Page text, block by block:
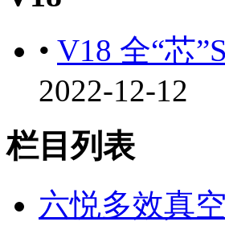
• V18 全“芯
2022-12-12
栏目列表
六悦多效真